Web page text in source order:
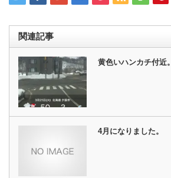
関連記事
黄色いハンカチ付近。
4月になりました。